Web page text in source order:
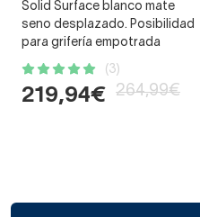
Solid Surface blanco mate
seno desplazado. Posibilidad
para grifería empotrada
(3)
219,94€ 264,99€